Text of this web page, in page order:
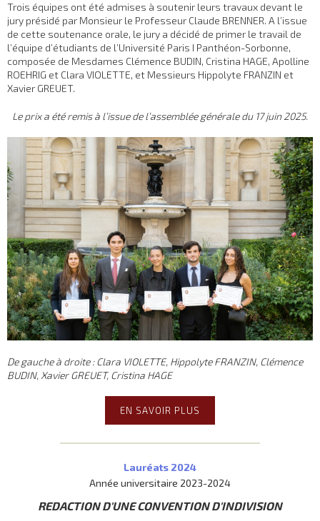
Trois équipes ont été admises à soutenir leurs travaux devant le
jury présidé par Monsieur le Professeur Claude BRENNER. A l’issue
de cette soutenance orale, le jury a décidé de primer le travail de
l’équipe d’étudiants de l’Université Paris I Panthéon-Sorbonne,
composée de Mesdames Clémence BUDIN, Cristina HAGE, Apolline
ROEHRIG et Clara VIOLETTE, et Messieurs Hippolyte FRANZIN et
Xavier GREUET.
Le prix a été remis à l’issue de l’assemblée générale du 17 juin 2025.
De gauche à droite : Clara VIOLETTE, Hippolyte FRANZIN, Clémence
BUDIN, Xavier GREUET, Cristina HAGE
EN SAVOIR PLUS
Lauréats 2024
Année universitaire 2023-2024
REDACTION D'UNE CONVENTION D'INDIVISION